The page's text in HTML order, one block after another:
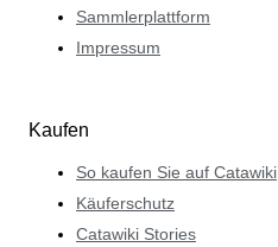
Sammlerplattform
Impressum
Kaufen
So kaufen Sie auf Catawiki
Käuferschutz
Catawiki Stories